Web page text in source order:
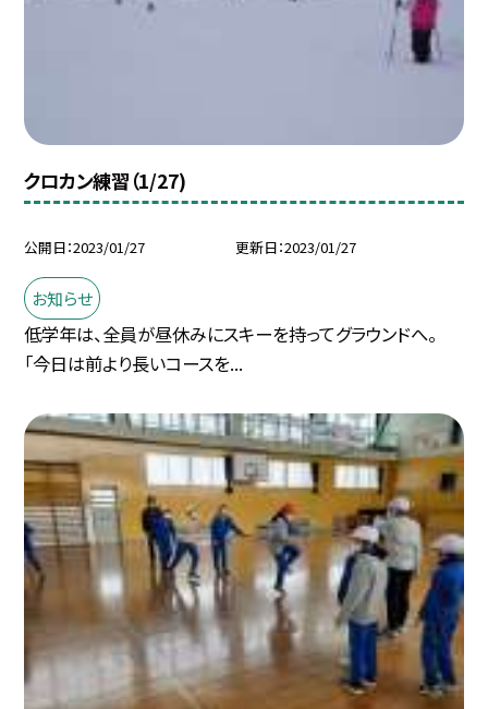
クロカン練習（1/27)
公開日 2023/01/27 更新日 2023/01/27
お知らせ
低学年は、全員が昼休みにスキーを持ってグラウンドへ。
「今日は前より長いコースを...